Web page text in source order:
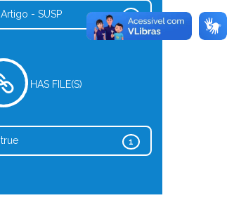
1
Artigo - SUSP
HAS FILE(S)
1
true